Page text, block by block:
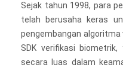
Sejak tahun 1998, para
telah berusaha keras
pengembangan
SDK verifikasi
secara luas dalam